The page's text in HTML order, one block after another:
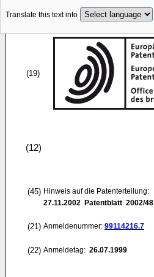
Translate this text into
(19)
(12)
(45) Hinweis auf die Patenterteilung:
27.11.2002 Patentblatt 2002/48
(21) Anmeldenummer: 99114216.7
(22) Anmeldetag: 26.07.1999